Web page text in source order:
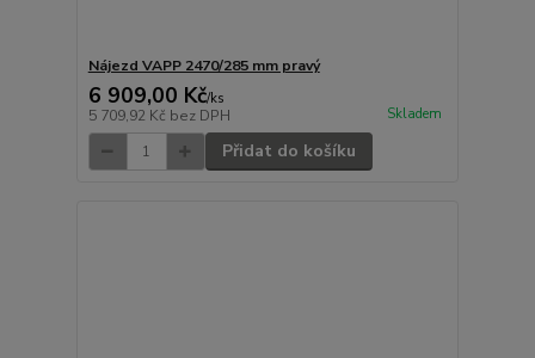
Nájezd VAPP 2470/285 mm pravý
6 909,00 Kč/ks
5 709,92 Kč bez DPH Skladem
Přidat do košíku